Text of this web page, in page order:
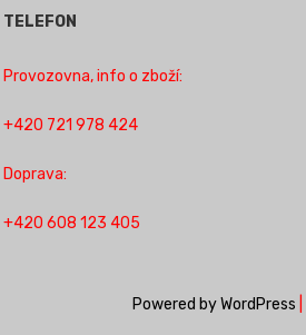
TELEFON
Provozovna, info o zboží:
+420 721 978 424
Doprava:
+420 608 123 405
Powered by WordPress